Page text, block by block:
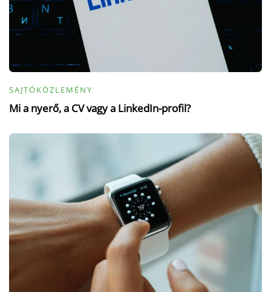
SAJTÓKÖZLEMÉNY
Mi a nyerő, a CV vagy a LinkedIn-profil?